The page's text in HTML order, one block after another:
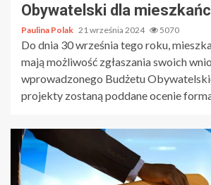
Obywatelski dla
Paulina Polak 21 września 2024 5070
Do dnia 30 września tego roku,
mają możliwość zgłaszania swoich
wprowadzonego Budżetu
projekty zostaną poddane ocenie